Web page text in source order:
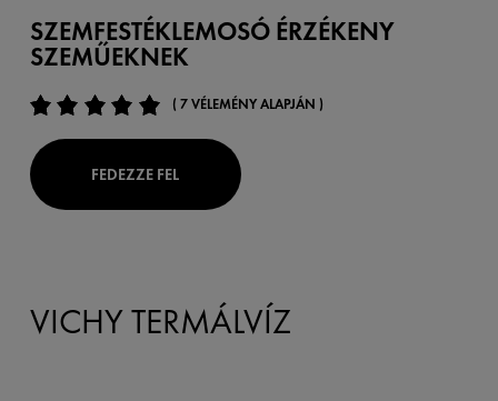
SZEMFESTÉKLEMOSÓ ÉRZÉKENY
SZEMŰEKNEK
( 7 VÉLEMÉNY ALAPJÁN )
FEDEZZE FEL
VICHY TERMÁLVÍZ